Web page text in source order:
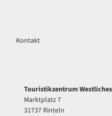
Kontakt
Touristikzentrum
Marktplatz 7
31737 Rinteln